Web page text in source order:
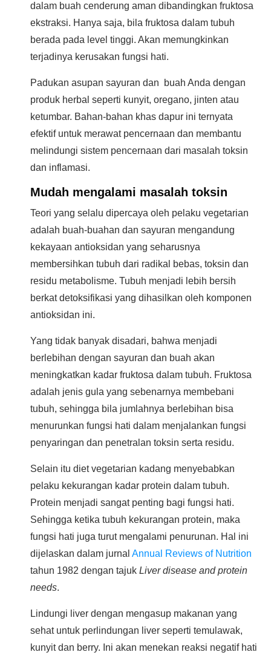
dalam buah cenderung aman dibandingkan fruktosa
ekstraksi. Hanya saja, bila fruktosa dalam tubuh
berada pada level tinggi. Akan memungkinkan
terjadinya kerusakan fungsi hati.
Padukan asupan sayuran dan buah Anda dengan
produk herbal seperti kunyit, oregano, jinten atau
ketumbar. Bahan-bahan khas dapur ini ternyata
efektif untuk merawat pencernaan dan membantu
melindungi sistem pencernaan dari masalah toksin
dan inflamasi.
Mudah mengalami masalah toksin
Teori yang selalu dipercaya oleh pelaku vegetarian
adalah buah-buahan dan sayuran mengandung
kekayaan antioksidan yang seharusnya
membersihkan tubuh dari radikal bebas, toksin dan
residu metabolisme. Tubuh menjadi lebih bersih
berkat detoksifikasi yang dihasilkan oleh komponen
antioksidan ini.
Yang tidak banyak disadari, bahwa menjadi
berlebihan dengan sayuran dan buah akan
meningkatkan kadar fruktosa dalam tubuh. Fruktosa
adalah jenis gula yang sebenarnya membebani
tubuh, sehingga bila jumlahnya berlebihan bisa
menurunkan fungsi hati dalam menjalankan fungsi
penyaringan dan penetralan toksin serta residu.
Selain itu diet vegetarian kadang menyebabkan
pelaku kekurangan kadar protein dalam tubuh.
Protein menjadi sangat penting bagi fungsi hati.
Sehingga ketika tubuh kekurangan protein, maka
fungsi hati juga turut mengalami penurunan. Hal ini
dijelaskan dalam jurnal Annual Reviews of Nutrition
tahun 1982 dengan tajuk Liver disease and protein
needs.
Lindungi liver dengan mengasup makanan yang
sehat untuk perlindungan liver seperti temulawak,
kunyit dan berry. Ini akan menekan reaksi negatif hati